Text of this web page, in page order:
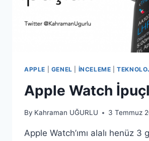
APPLE GENEL İNCELEME |
Apple Watch
By Kahraman UĞURLU 3 Temmuz
Apple Watch’ımı alalı henüz 3